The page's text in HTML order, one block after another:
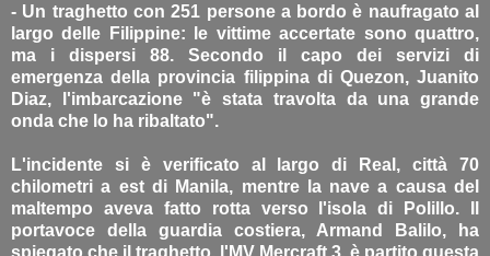
- Un traghetto con 251 persone a bordo è naufragato al
largo delle Filippine: le vittime accertate sono quattro,
ma i dispersi 88. Secondo il capo dei servizi di
emergenza della provincia filippina di Quezon, Juanito
Diaz, l'imbarcazione "è stata travolta da una grande
onda che lo ha ribaltato".
L'incidente si è verificato al largo di Real, città 70
chilometri a est di Manila, mentre la nave a causa del
maltempo aveva fatto rotta verso l'isola di Polillo. Il
portavoce della guardia costiera, Armand Balilo, ha
spiegato che il traghetto, l'MV Mercraft 3, è partito questa